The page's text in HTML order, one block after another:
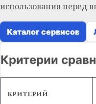
использования перед
Каталог сервисов
Критерии
КРИТЕРИЙ